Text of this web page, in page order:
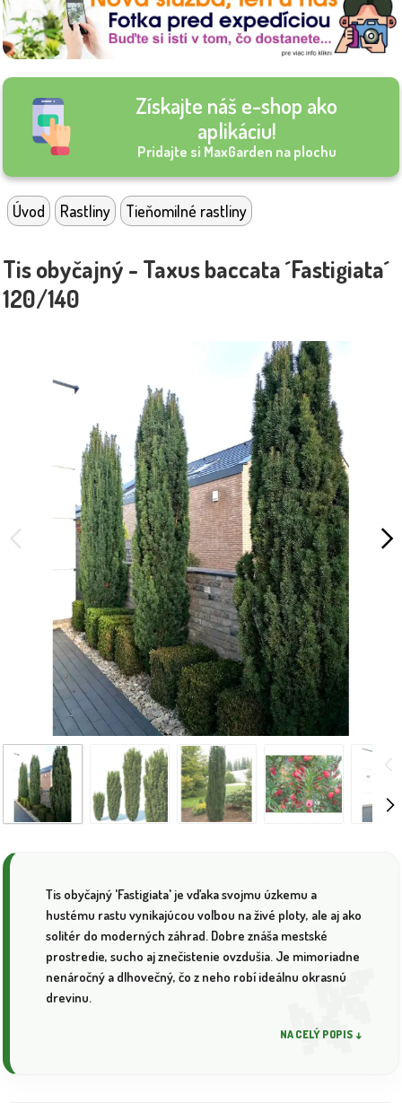
Získajte náš e-shop ako
aplikáciu!
Pridajte si MaxGarden na plochu
Úvod Rastliny Tieňomilné rastliny
Tis obyčajný - Taxus baccata ´Fastigiata´
120/140
Tis obyčajný 'Fastigiata' je vďaka svojmu úzkemu a
hustému rastu vynikajúcou voľbou na živé ploty, ale aj ako
solitér do moderných záhrad. Dobre znáša mestské
prostredie, sucho aj znečistenie ovzdušia. Je mimoriadne
nenáročný a dlhovečný, čo z neho robí ideálnu okrasnú
drevinu.
NA CELÝ POPIS ↓